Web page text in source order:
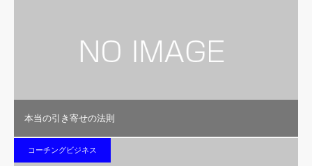
本当の引き寄せの法則
コーチングビジネス